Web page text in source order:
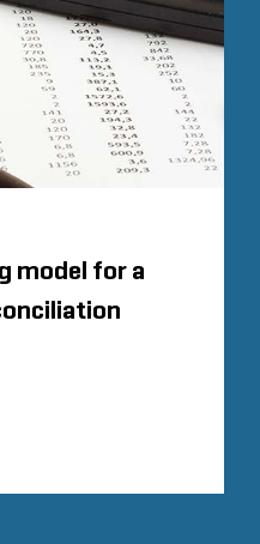
model for a